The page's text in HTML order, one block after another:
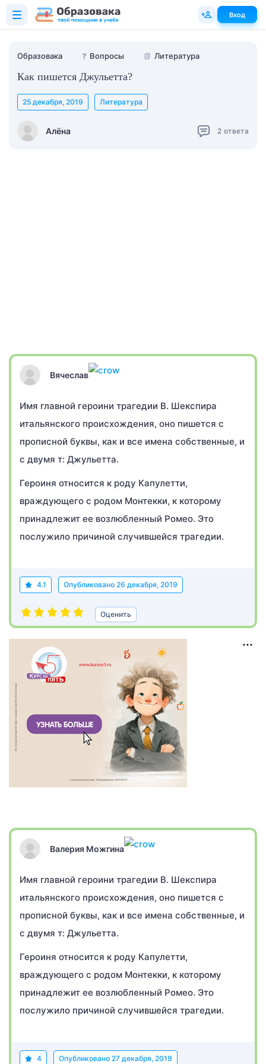
Образовака ❓ Вопросы 📗 Литература
Как пишется Джульетта?
Алёна
25 декабря, 2019 Литература
2 ответа
Вячеслав
Имя главной героини трагедии В. Шекспира
итальянского происхождения, оно пишется с
прописной буквы, как и все имена собственные, и
с двумя т: Джульетта.
Героиня относится к роду Капулетти,
враждующего с родом Монтекки, к которому
принадлежит ее возлюбленный Ромео. Это
послужило причиной случившейся трагедии.
4.1 Опубликовано 26 декабря, 2019
Оценить
Валерия Можгина
Имя главной героини трагедии В. Шекспира
итальянского происхождения, оно пишется с
прописной буквы, как и все имена собственные, и
с двумя т: Джульетта.
Героиня относится к роду Капулетти,
враждующего с родом Монтекки, к которому
принадлежит ее возлюбленный Ромео. Это
послужило причиной случившейся трагедии.
4 Опубликовано 27 декабря, 2019
Вход